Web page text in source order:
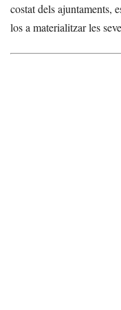
costat dels ajuntaments,
los a materialitzar les